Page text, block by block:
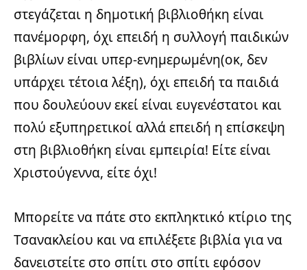
στεγάζεται η δημοτική βιβλιοθήκη είναι
πανέμορφη, όχι επειδή η συλλογή παιδικών
βιβλίων είναι υπερ-ενημερωμένη(οκ, δεν
υπάρχει τέτοια λέξη), όχι επειδή τα παιδιά
που δουλεύουν εκεί είναι ευγενέστατοι και
πολύ εξυπηρετικοί αλλά επειδή η επίσκεψη
στη βιβλιοθήκη είναι εμπειρία! Είτε είναι
Χριστούγεννα, είτε όχι!
Μπορείτε να πάτε στο εκπληκτικό κτίριο της
Τσανακλείου και να επιλέξετε βιβλία για να
δανειστείτε στο σπίτι στο σπίτι εφόσον